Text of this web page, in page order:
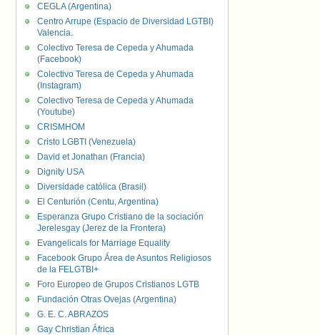
CEGLA (Argentina)
Centro Arrupe (Espacio de Diversidad LGTBI)
Valencia.
Colectivo Teresa de Cepeda y Ahumada
(Facebook)
Colectivo Teresa de Cepeda y Ahumada
(Instagram)
Colectivo Teresa de Cepeda y Ahumada
(Youtube)
CRISMHOM
Cristo LGBTI (Venezuela)
David et Jonathan (Francia)
Dignity USA
Diversidade católica (Brasil)
El Centurión (Centu, Argentina)
Esperanza Grupo Cristiano de la sociación
Jerelesgay (Jerez de la Frontera)
Evangelicals for Marriage Equality
Facebook Grupo Área de Asuntos Religiosos
de la FELGTBI+
Foro Europeo de Grupos Cristianos LGTB
Fundación Otras Ovejas (Argentina)
G. E. C. ABRAZOS
Gay Christian África